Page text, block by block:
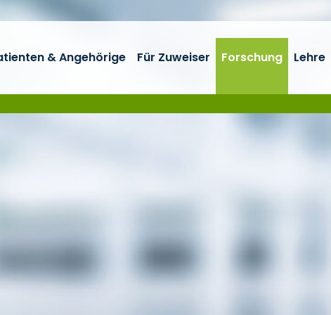
& Angehörige Für Zuweiser Forschung Lehre